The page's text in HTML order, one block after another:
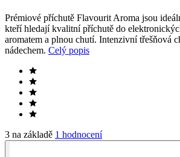
Prémiové příchutě Flavourit Aroma jsou
kteří hledají kvalitní příchutě do
aromatem a plnou chutí. Intenzivní třešňová
nádechem. Celý popis
3 na základě 1 hodnocení